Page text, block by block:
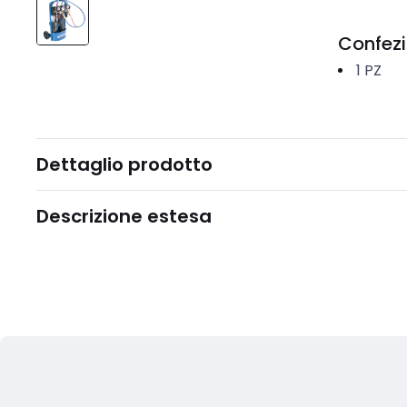
1 PZ
Dettaglio prodotto
Descrizione estesa